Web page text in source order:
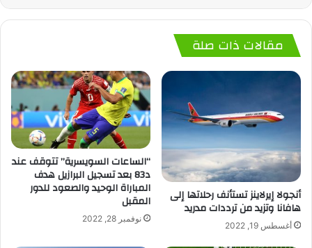
مقالات ذات صلة
أنجولا إيرلاينز تستأنف رحلاتها إلى
هافانا وتزيد من ترددات مدريد
أغسطس 19, 2022
“الساعات السويسرية” تتوقف عند
د83 بعد تسجيل البرازيل هدف
المباراة الوحيد والصعود للدور
المقبل
نوفمبر 28, 2022